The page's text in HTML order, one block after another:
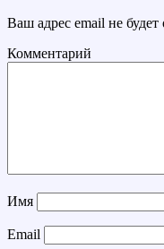
Ваш адрес email не будет
Комментарий
Имя
Email